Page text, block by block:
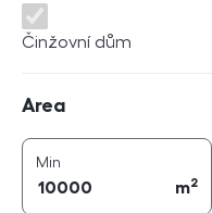
Činžovní dům
Area
Min
m2